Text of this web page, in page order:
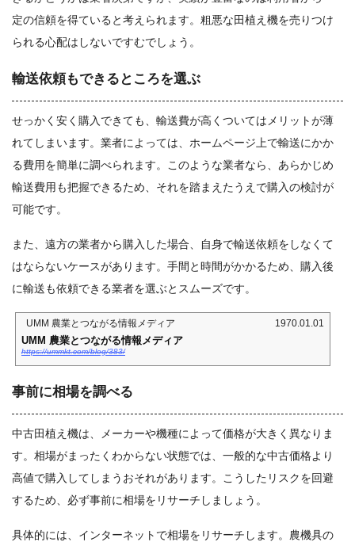
定の信頼を得ていると考えられます。粗悪な田植え機を売りつけ
られる心配はしないですむでしょう。
輸送依頼もできるところを選ぶ
せっかく安く購入できても、輸送費が高くついてはメリットが薄
れてしまいます。業者によっては、ホームページ上で輸送にかか
る費用を簡単に調べられます。このような業者なら、あらかじめ
輸送費用も把握できるため、それを踏まえたうえで購入の検討が
可能です。
また、遠方の業者から購入した場合、自身で輸送依頼をしなくて
はならないケースがあります。手間と時間がかかるため、購入後
に輸送も依頼できる業者を選ぶとスムーズです。
UMM 農業とつながる情報メディア 1970.01.01
UMM 農業とつながる情報メディア
https://ummkt.com/blog/383/
事前に相場を調べる
中古田植え機は、メーカーや機種によって価格が大きく異なりま
す。相場がまったくわからない状態では、一般的な中古価格より
高値で購入してしまうおそれがあります。こうしたリスクを回避
するため、必ず事前に相場をリサーチしましょう。
具体的には、インターネットで相場をリサーチします。農機具の